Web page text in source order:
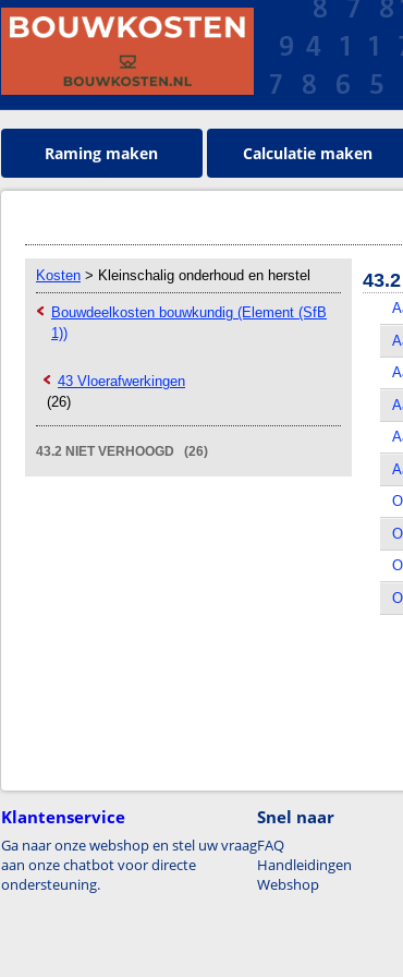
Raming maken Calculatie maken
Kosten > Kleinschalig onderhoud en herstel
Bouwdeelkosten bouwkundig (Element (SfB
1))
43 Vloerafwerkingen
(26)
43.2 NIET VERHOOGD (26)
Klantenservice
Ga naar onze webshop en stel uw vraag
aan onze chatbot voor directe
ondersteuning.
Snel naar
FAQ
Handleidingen
Webshop